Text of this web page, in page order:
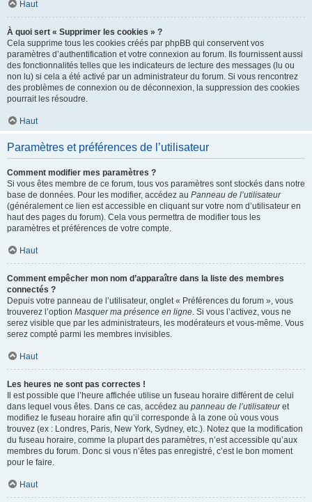
Haut
À quoi sert « Supprimer les cookies » ?
Cela supprime tous les cookies créés par phpBB qui conservent vos
paramètres d’authentification et votre connexion au forum. Ils fournissent aussi
des fonctionnalités telles que les indicateurs de lecture des messages (lu ou
non lu) si cela a été activé par un administrateur du forum. Si vous rencontrez
des problèmes de connexion ou de déconnexion, la suppression des cookies
pourrait les résoudre.
Haut
Paramètres et préférences de l’utilisateur
Comment modifier mes paramètres ?
Si vous êtes membre de ce forum, tous vos paramètres sont stockés dans notre
base de données. Pour les modifier, accédez au Panneau de l’utilisateur
(généralement ce lien est accessible en cliquant sur votre nom d’utilisateur en
haut des pages du forum). Cela vous permettra de modifier tous les
paramètres et préférences de votre compte.
Haut
Comment empêcher mon nom d’apparaître dans la liste des membres
connectés ?
Depuis votre panneau de l’utilisateur, onglet « Préférences du forum », vous
trouverez l’option Masquer ma présence en ligne. Si vous l’activez, vous ne
serez visible que par les administrateurs, les modérateurs et vous-même. Vous
serez compté parmi les membres invisibles.
Haut
Les heures ne sont pas correctes !
Il est possible que l’heure affichée utilise un fuseau horaire différent de celui
dans lequel vous êtes. Dans ce cas, accédez au panneau de l’utilisateuret
modifiez le fuseau horaire afin qu’il corresponde à la zone où vous vous
trouvez (ex : Londres, Paris, New York, Sydney, etc.). Notez que la modification
du fuseau horaire, comme la plupart des paramètres, n’est accessible qu’aux
membres du forum. Donc si vous n’êtes pas enregistré, c’est le bon moment
pour le faire.
Haut